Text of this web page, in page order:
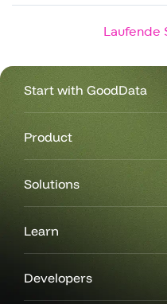
Laufende
Start with GoodData
Product
Solutions
Learn
Developers